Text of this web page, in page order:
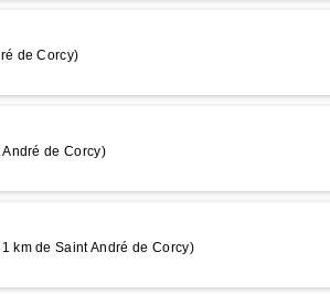
de Corcy)
de Corcy)
km de Saint André de Corcy)